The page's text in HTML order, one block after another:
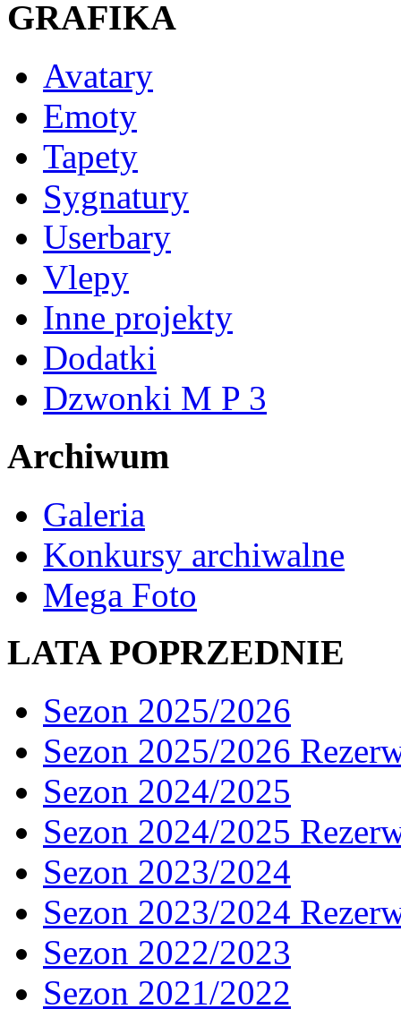
GRAFIKA
Avatary
Emoty
Tapety
Sygnatury
Userbary
Vlepy
Inne projekty
Dodatki
Dzwonki M P 3
Archiwum
Galeria
Konkursy archiwalne
Mega Foto
LATA POPRZEDNIE
Sezon 2025/2026
Sezon 2025/2026
Sezon 2024/2025
Sezon 2024/2025
Sezon 2023/2024
Sezon 2023/2024
Sezon 2022/2023
Sezon 2021/2022